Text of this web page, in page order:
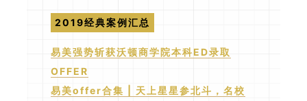
2019经典案例汇总
易美强势斩获沃顿商学院本科ED录取
OFFER
易美offer合集 | 天上星星参北斗，名校